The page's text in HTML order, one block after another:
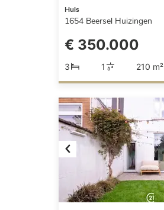
Huis
1654 Beersel Huizingen
€ 350.000
3 1 210 m²
Previous